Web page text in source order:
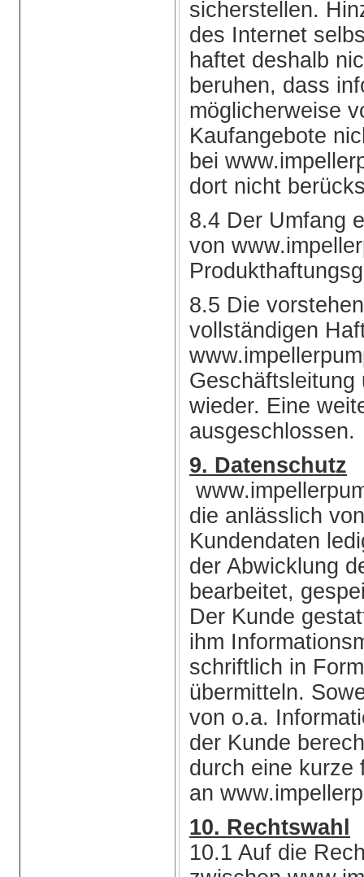
sicherstellen.
des Internet
haftet deshalb
beruhen, dass
möglicherweise
Kaufangebote
bei
dort nicht
8.4 Der Umfang
von
8.5 Die
vollständigen
Geschäftsleitung
wieder. Eine
ausgeschlossen.
9. Datenschutz
die anlässlich
Kundendaten
der Abwicklung
bearbeitet,
Der Kunde
ihm
schriftlich in
übermitteln.
von o.a.
der Kunde
durch eine kurze
an
10. Rechtswahl
10.1 Auf die